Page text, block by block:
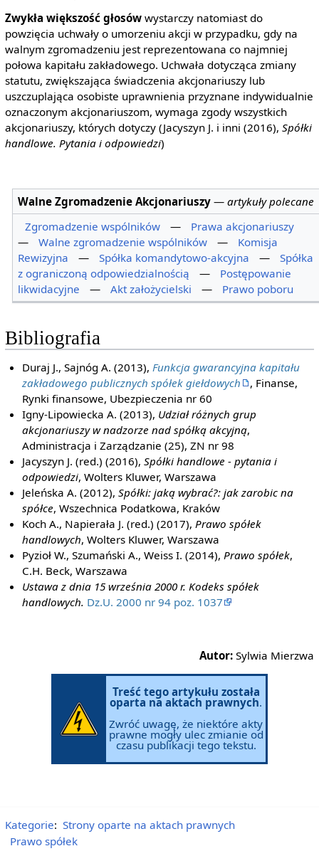
Zwykła większość głosówwystarczy natomiast do
powzięcia uchwały o umorzeniu akcji w przypadku, gdy na
walnym zgromadzeniu jest reprezentowana co najmniej
połowa kapitału zakładowego. Uchwała dotycząca zmiany
statutu, zwiększająca świadczenia akcjonariuszy lub
uszczuplająca osobiste uprawnienia przyznane indywidualnie
oznaczonym akcjonariuszom, wymaga zgody wszystkich
akcjonariuszy, których dotyczy (Jacyszyn J. i inni (2016), Spółki
handlowe. Pytania i odpowiedzi)
Walne Zgromadzenie Akcjonariuszy —artykuły polecane
Zgromadzenie wspólników
—
Prawa akcjonariuszy
—
Walne zgromadzenie wspólników —
Komisja
Rewizyjna
— Spółka komandytowo-akcyjna —
Spółka
z ograniczoną odpowiedzialnością
—
Postępowanie
likwidacyjne
— Akt założycielski — Prawo poboru
Bibliografia
Duraj J., Sajnóg A. (2013),Funkcja gwarancyjna kapitału
zakładowego publicznych spółek giełdowych
, Finanse,
Rynki finansowe, Ubezpieczenia nr 60
Igny-Lipowiecka A. (2013), Udział różnych grup
akcjonariuszy w nadzorze nad spółką akcyjną,
Administracja i Zarządzanie (25), ZN nr 98
Jacyszyn J. (red.) (2016),Spółki handlowe - pytania i
odpowiedzi, Wolters Kluwer, Warszawa
Jeleńska A. (2012),Spółki: jaką wybrać?: jak zarobic na
spółce, Wszechnica Podatkowa, Kraków
Koch A., Napierała J. (red.) (2017),Prawo spółek
handlowych, Wolters Kluwer, Warszawa
Pyzioł W., Szumański A., Weiss I. (2014),Prawo spółek,
C.H. Beck, Warszawa
Ustawa z dnia 15 września 2000 r. Kodeks spółek
handlowych. Dz.U. 2000 nr 94 poz. 1037
Autor: Sylwia Mierzwa
Treść tego artykułu została
oparta na aktach prawnych.
Zwróć uwagę, że niektóre akty
prawne mogły ulec zmianie od
czasu publikacji tego tekstu.
Kategorie: Strony oparte na aktach prawnych
Prawo spółek